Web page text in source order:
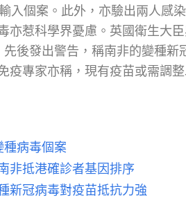
入個案。此外，亦驗出兩人感
亦惹科學界憂慮。英國衛生大
後發出警告，稱南非的變種新
疫專家亦稱，現有疫苗或需調整
病毒個案
非抵港確診者基因排序
新冠病毒對疫苗抵抗力強